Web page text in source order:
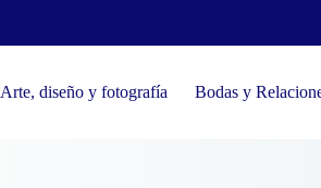
Arte, diseño y fotografía Bodas y